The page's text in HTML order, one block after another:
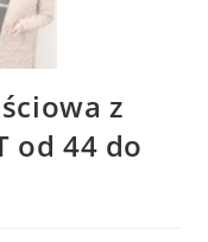
z
od 44 do